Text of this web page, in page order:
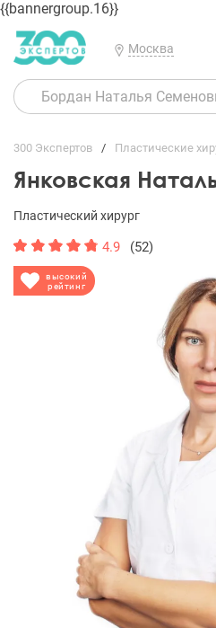
{{bannergroup.16}}
Москва
300 Экспертов Пластические
Янковская
высокий
рейтинг
Пластический хирург
4.9 (52)
ГЛАВНАЯ ОТЗЫВЫ